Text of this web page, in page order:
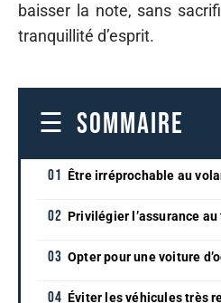
baisser la note, sans
tranquillité d’esprit.
SOMMAIRE
Être irréprochable au
Privilégier l’assurance
Opter pour une voiture
Éviter les véhicules très